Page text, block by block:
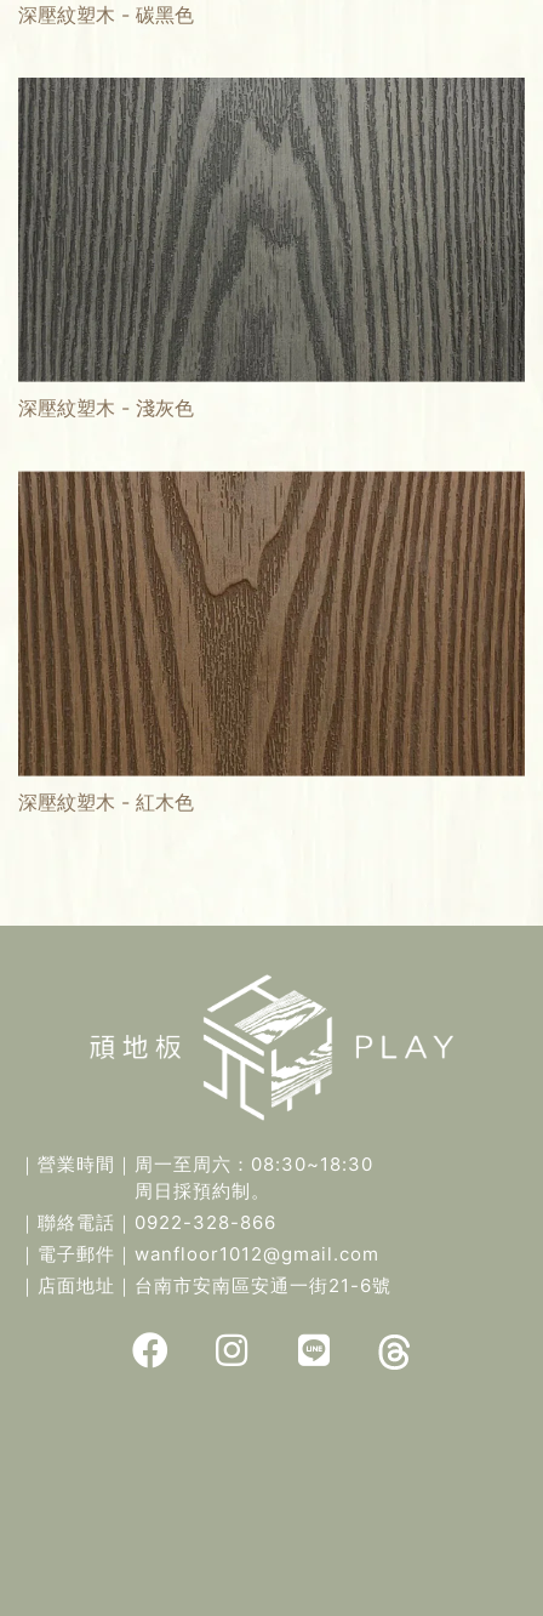
深壓紋塑木 - 碳黑色
深壓紋塑木 - 淺灰色
深壓紋塑木 - 紅木色
｜營業時間｜ 周一至周六：08:30~18:30
周日採預約制。
｜聯絡電話｜ 0922-328-866
｜電子郵件｜ wanfloor1012@gmail.com
｜店面地址｜ 台南市安南區安通一街21-6號